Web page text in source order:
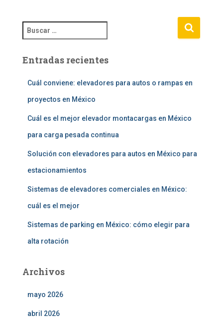
u
c
Entradas recientes
Cuál conviene: elevadores para autos o rampas en
proyectos en México
Cuál es el mejor elevador montacargas en México
para carga pesada continua
Solución con elevadores para autos en México para
estacionamientos
Sistemas de elevadores comerciales en México:
cuál es el mejor
Sistemas de parking en México: cómo elegir para
alta rotación
Archivos
mayo 2026
abril 2026